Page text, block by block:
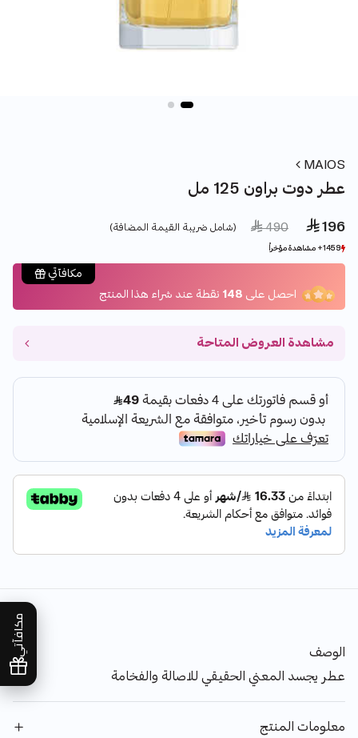
مكافآتي
MAIOS
عطر دوت براون 125 مل
 196
Price reduced from
 490
to (شامل ضريبة القيمة المضافة)
1459+ مشاهدة مؤخراً
508+ بيع مؤخراً
1459+ مشاهدة مؤخراً
508+ بيع مؤخراً
مكافآتي
احصل على 148 نقطة عند شراء هذا المنتج
مشاهدة العروض المتاحة
الوصف
عطر يجسد المعني الحقيقي للاصالة والفخامة
معلومات المنتج